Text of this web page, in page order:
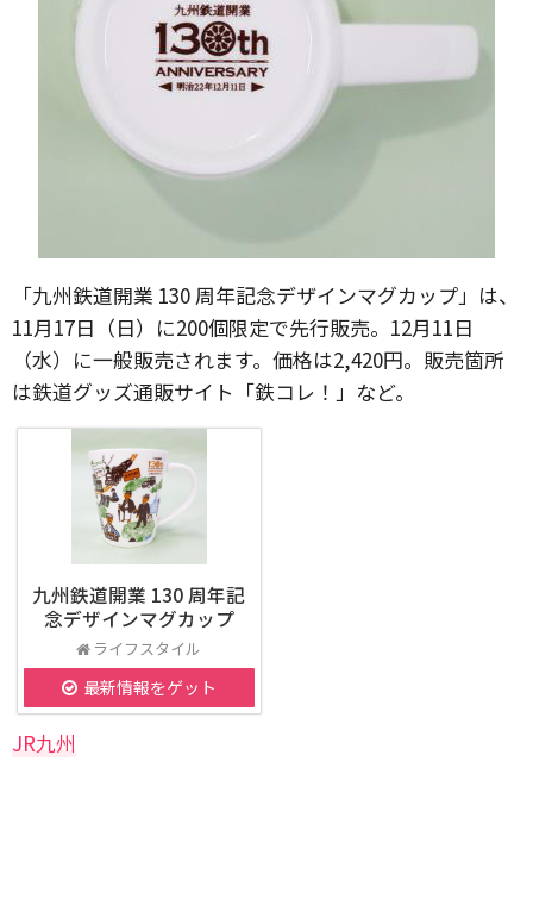
「九州鉄道開業 130 周年記念デザインマグカップ」は、
11月17日（日）に200個限定で先行販売。12月11日
（水）に一般販売されます。価格は2,420円。販売箇所
は鉄道グッズ通販サイト「鉄コレ！」など。
九州鉄道開業 130 周年記
念デザインマグカップ
ライフスタイル
最新情報をゲット
JR九州